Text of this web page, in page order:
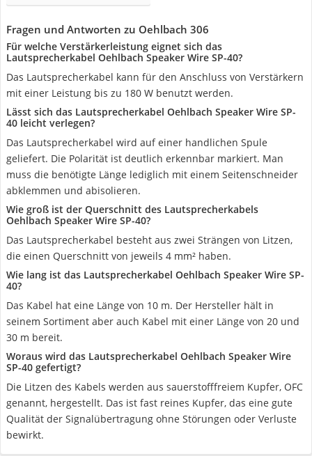
Fragen und Antworten zu Oehlbach 306
Für welche Verstärkerleistung eignet sich das
Lautsprecherkabel Oehlbach Speaker Wire SP-40?
Das Lautsprecherkabel kann für den Anschluss von Verstärkern
mit einer Leistung bis zu 180 W benutzt werden.
Lässt sich das Lautsprecherkabel Oehlbach Speaker Wire SP-
40 leicht verlegen?
Das Lautsprecherkabel wird auf einer handlichen Spule
geliefert. Die Polarität ist deutlich erkennbar markiert. Man
muss die benötigte Länge lediglich mit einem Seitenschneider
abklemmen und abisolieren.
Wie groß ist der Querschnitt des Lautsprecherkabels
Oehlbach Speaker Wire SP-40?
Das Lautsprecherkabel besteht aus zwei Strängen von Litzen,
die einen Querschnitt von jeweils 4 mm² haben.
Wie lang ist das Lautsprecherkabel Oehlbach Speaker Wire SP-
40?
Das Kabel hat eine Länge von 10 m. Der Hersteller hält in
seinem Sortiment aber auch Kabel mit einer Länge von 20 und
30 m bereit.
Woraus wird das Lautsprecherkabel Oehlbach Speaker Wire
SP-40 gefertigt?
Die Litzen des Kabels werden aus sauerstofffreiem Kupfer, OFC
genannt, hergestellt. Das ist fast reines Kupfer, das eine gute
Qualität der Signalübertragung ohne Störungen oder Verluste
bewirkt.